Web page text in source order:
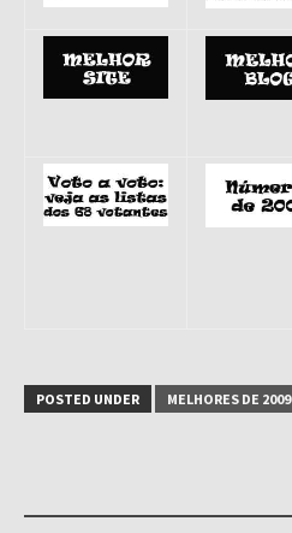
POSTED UNDER MELHORES DE 2009